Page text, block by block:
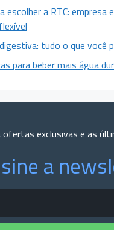
escolher a RTC: empresa
tudo o que você
para beber mais água
ofertas exclusivas e as
a